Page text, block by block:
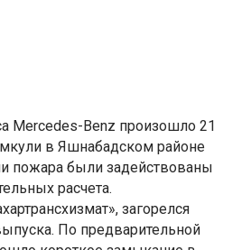
Mercedes-Benz произошло 21
в Яшнабадском районе
пожара были задействованы
расчета.
загорелся
По предварительной